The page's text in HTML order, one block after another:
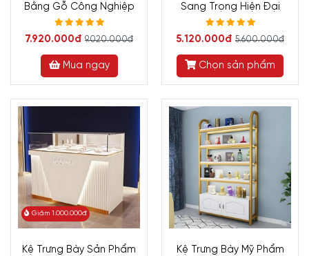
Bằng Gỗ Công Nghiệp
7.920.000đ 9.020.000đ
Mua ngay
Sang Trọng Hiện Đại
5.120.000đ 5.600.000đ
Chọn sản phẩm
Giảm 1.000.000đ
Kệ Trưng Bày Sản Phẩm
Kệ Trưng Bày Mỹ Phẩm